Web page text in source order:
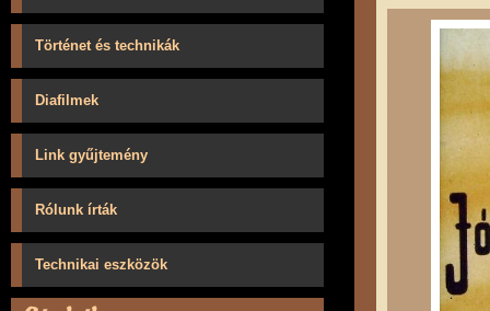
Történet és technikák
Diafilmek
Link gyűjtemény
Rólunk írták
Technikai eszközök